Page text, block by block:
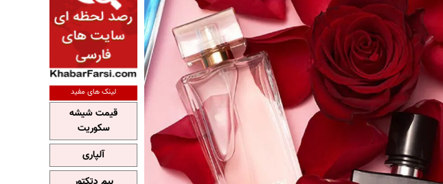
لینک های مفید
قیمت شیشه
سکوریت
آلپاری